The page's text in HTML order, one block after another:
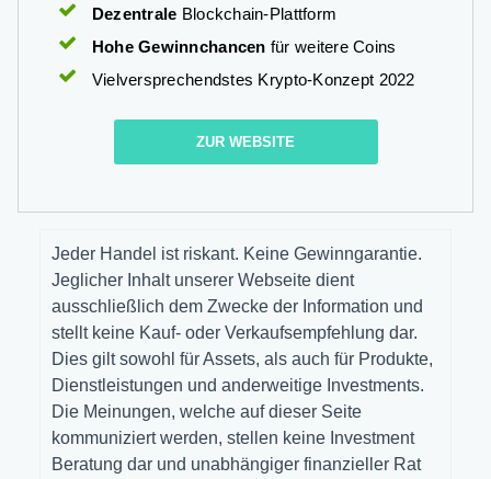
Dezentrale Blockchain-Plattform
Hohe Gewinnchancen für weitere Coins
Vielversprechendstes Krypto-Konzept 2022
ZUR WEBSITE
Jeder Handel ist riskant. Keine Gewinngarantie.
Jeglicher Inhalt unserer Webseite dient
ausschließlich dem Zwecke der Information und
stellt keine Kauf- oder Verkaufsempfehlung dar.
Dies gilt sowohl für Assets, als auch für Produkte,
Dienstleistungen und anderweitige Investments.
Die Meinungen, welche auf dieser Seite
kommuniziert werden, stellen keine Investment
Beratung dar und unabhängiger finanzieller Rat